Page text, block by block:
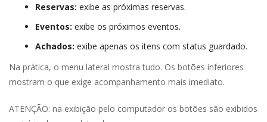
Reservas: exibe as próximas reservas.
Eventos: exibe os próximos eventos.
Achados: exibe apenas os itens com status guardado.
Na prática, o menu lateral mostra tudo. Os botões inferiores
mostram o que exige acompanhamento mais imediato.
ATENÇÃO: na exibição pelo computador os botões são exibidos